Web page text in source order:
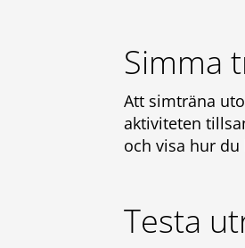
Simma
Att simträna
aktiviteten
och visa hur
Testa